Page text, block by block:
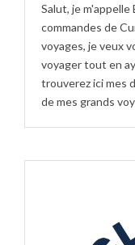
Salut, je
commandes de
voyages, je veux
voyager tout en
trouverez ici mes
de mes grands